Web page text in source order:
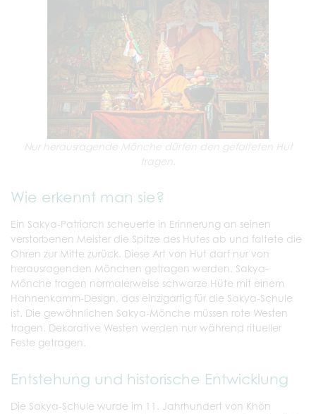
Nur herausragende Mönche dürfen den gefalteten Hut
tragen.
Wie erkennt man sie?
Ein Sakya-Patriarch scheuerte in Erinnerung an seinen
verstorbenen Meister die Spitze des Hutes ab und faltete die
Ohren zur Mitte zurück. Diese Art von Hut darf nur von
herausragenden Mönchen getragen werden. Sakya-
Mönche tragen normalerweise schwarze Hüte mit einem
Hahnenkamm-Design, das einzigartig für die Sakya-Schule
ist. Die gewöhnlichen Sakya-Mönche müssen rote Westen
tragen. Dekorative Westen werden nur während ritueller
Feste getragen.
Entstehung und historische Entwicklung
Die Sakya-Schule wurde im 11. Jahrhundert von Khön